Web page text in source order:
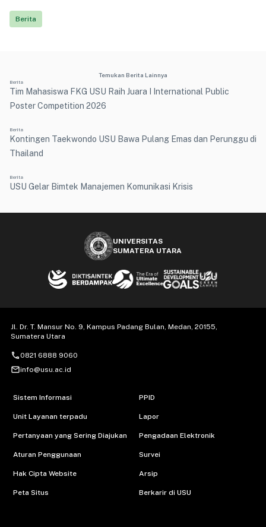
Berita
Temukan Berita Lainnya
Berita
Tim Mahasiswa FKG USU Raih Juara I International Public
Poster Competition 2026
Berita
Kontingen Taekwondo USU Bawa Pulang Emas dan Perunggu di
Thailand
Berita
USU Gelar Bimtek Manajemen Komunikasi Krisis
UNIVERSITAS
SUMATERA UTARA
Jl. Dr. T. Mansur No. 9, Kampus Padang Bulan, Medan, 20155,
Sumatera Utara
call0821 6888 9060
mail_outlineinfo@usu.ac.id
Sistem Informasi
Unit Layanan terpadu
Pertanyaan yang Sering Diajukan
Aturan Penggunaan
Hak Cipta Website
Peta Situs
PPID
Lapor
Pengadaan Elektronik
Survei
Arsip
Berkarir di USU